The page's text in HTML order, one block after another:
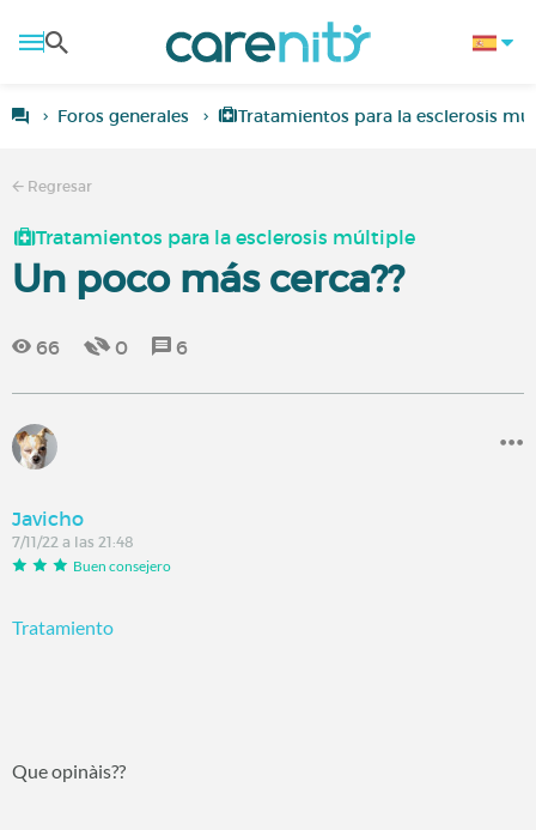
Foros generales Tratamientos para la esclerosis
Regresar
Tratamientos para la esclerosis múltiple
Un poco más cerca??
66 0 6
Javicho
7/11/22 a las 21:48
Buen consejero
Tratamiento
Que opinàis??